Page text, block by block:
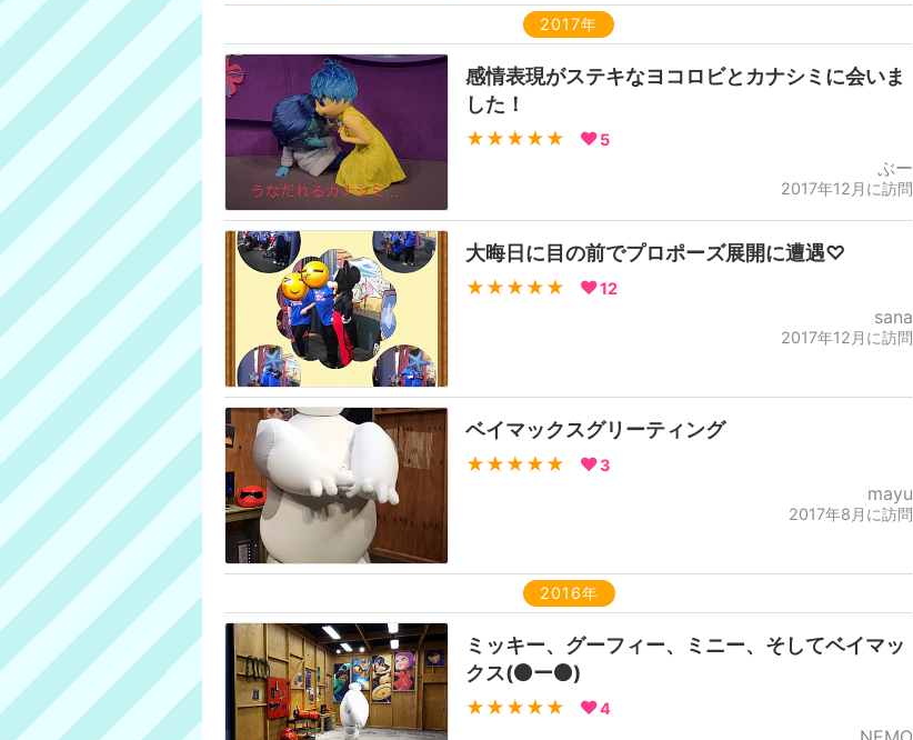
2017年
感情表現がステキなヨコロビとカナシミに会いま
した！
★★★★★ 5
ぶー
2017年12月に訪問
大晦日に目の前でプロポーズ展開に遭遇♡
★★★★★ 12
sana
2017年12月に訪問
ベイマックスグリーティング
★★★★★ 3
mayu
2017年8月に訪問
2016年
ミッキー、グーフィー、ミニー、そしてベイマッ
クス(⚫ー⚫)
★★★★★ 4